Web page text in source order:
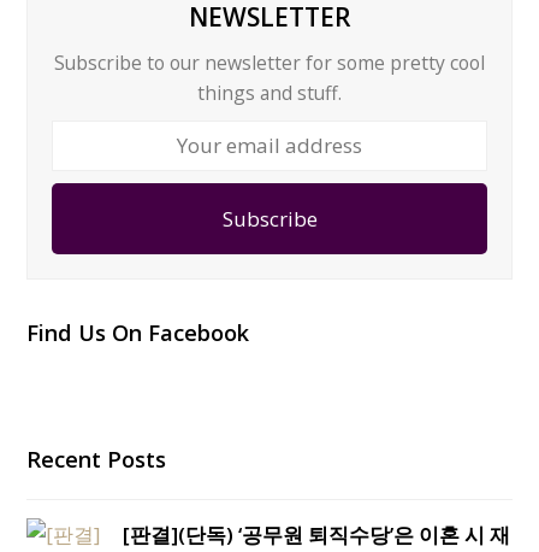
NEWSLETTER
Subscribe to our newsletter for some pretty cool
things and stuff.
Subscribe
Find Us On Facebook
Recent Posts
[판결](단독) ‘공무원 퇴직수당’은 이혼 시 재